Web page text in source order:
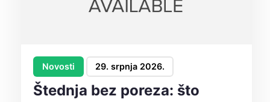
Novosti 29. srpnja 2026.
Štednja bez poreza: što